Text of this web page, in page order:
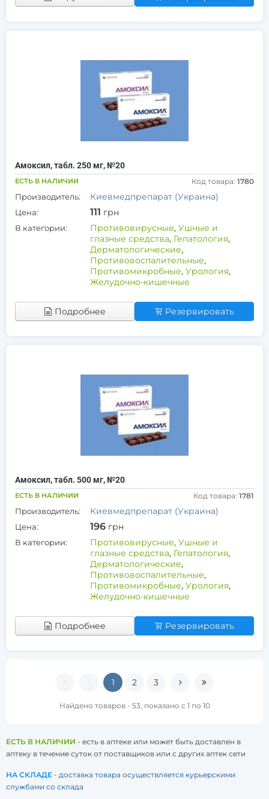
Амоксил, табл. 250 мг, №20
ЕСТЬ В НАЛИЧИИ Код товара: 1780
Производитель: Киевмедпрепарат (Украина)
Цена: 111 грн
В категории: Противовирусные, Ушные и
глазные средства, Гепатология,
Дерматологические,
Противовоспалительные,
Противомикробные, Урология,
Желудочно-кишечные
Подробнее Резервировать
Амоксил, табл. 500 мг, №20
ЕСТЬ В НАЛИЧИИ Код товара: 1781
Производитель: Киевмедпрепарат (Украина)
Цена: 196 грн
В категории: Противовирусные, Ушные и
глазные средства, Гепатология,
Дерматологические,
Противовоспалительные,
Противомикробные, Урология,
Желудочно-кишечные
Подробнее Резервировать
1 2 3
Найдено товаров - 53, показано с 1 по 10
ЕСТЬ В НАЛИЧИИ - есть в аптеке или может быть доставлен в
аптеку в течение суток от поставщиков или с других аптек сети
НА СКЛАДЕ - доставка товара осуществляется курьерскими
службами со склада